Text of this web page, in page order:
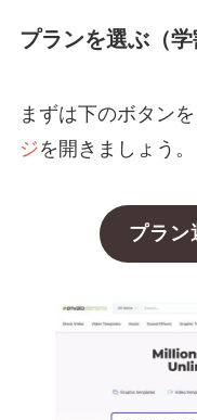
プランを選ぶ（学
まずは下のボタン
ジを開きましょう。
プラン